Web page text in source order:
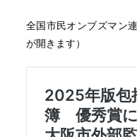
全国市民オンブズマン
が開きます）